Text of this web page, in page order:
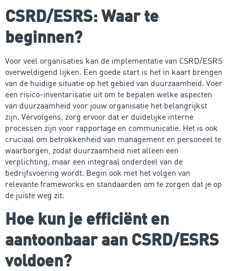
CSRD/ESRS: Waar te
beginnen?
Voor veel organisaties kan de implementatie van CSRD/ESRS
overweldigend lijken. Een goede start is het in kaart brengen
van de huidige situatie op het gebied van duurzaamheid. Voer
een risico-inventarisatie uit om te bepalen welke aspecten
van duurzaamheid voor jouw organisatie het belangrijkst
zijn. Vervolgens, zorg ervoor dat er duidelijke interne
processen zijn voor rapportage en communicatie. Het is ook
cruciaal om betrokkenheid van management en personeel te
waarborgen, zodat duurzaamheid niet alleen een
verplichting, maar een integraal onderdeel van de
bedrijfsvoering wordt. Begin ook met het volgen van
relevante frameworks en standaarden om te zorgen dat je op
de juiste weg zit.
Hoe kun je efficiënt en
aantoonbaar aan CSRD/ESRS
voldoen?